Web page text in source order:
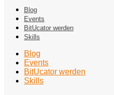
Blog
Events
BitUcator werden
Skills
Blog
Events
BitUcator werden
Skills